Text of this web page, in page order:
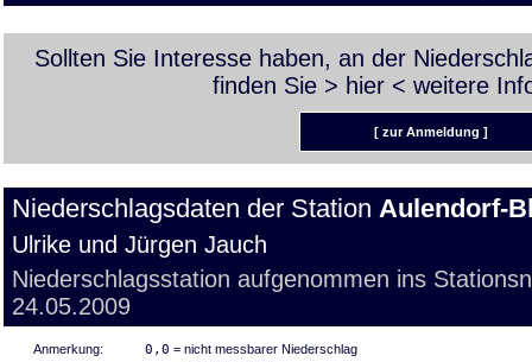
Sollten Sie Interesse haben, an der
finden Sie > hier < weitere
[ zur Anmeldung ]
Niederschlagsdaten der Station Aulendorf-
Ulrike und Jürgen Jauch
Niederschlagsstation aufgenommen ins
24.05.2009
Anmerkung: 0,0 = nicht messbarer Niederschlag